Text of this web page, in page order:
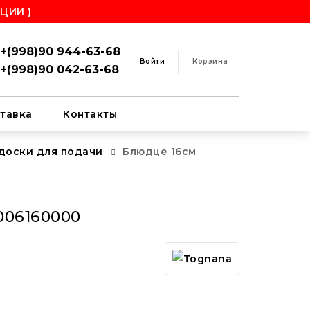
)
Корзина
+(998)90 944-63-68
+(998)90 042-63-68
Войти
Контакты
для подачи
Блюдце 16см